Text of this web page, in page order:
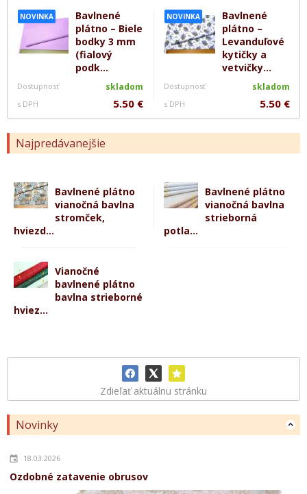
NOVINKA
Bavlnené
plátno – Biele
bodky 3 mm
(fialový
podk...
Dostupnosť skladom
s DPH 5.50 €
NOVINKA
Bavlnené
plátno –
Levanduľové
kytičky a
vetvičky...
Dostupnosť skladom
s DPH 5.50 €
Najpredávanejšie
Bavlnené plátno
vianočná bavlna
stromček,
hviezd...
Bavlnené plátno
vianočná bavlna
strieborná
potla...
Vianočné
bavlnené plátno
bavlna strieborné
hviez...
Zdieľať aktuálnu stránku
Novinky
18.03.2026
Ozdobné zatavenie obrusov